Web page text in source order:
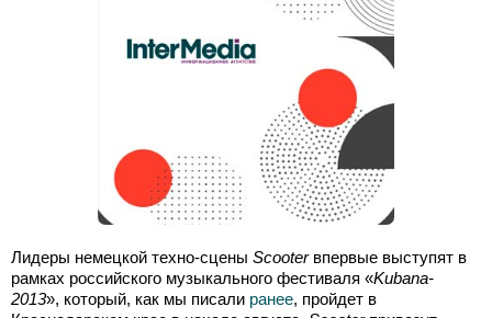
Лидеры немецкой техно-сцены Scooterвпервые выступят в
рамках российского музыкального фестиваля «Kubana-
2013», который, как мы писали ранее, пройдет в